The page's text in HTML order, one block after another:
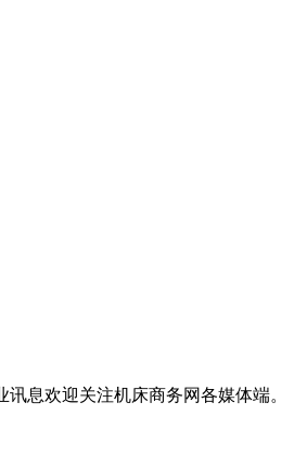
息欢迎关注机床商务网各媒体端。